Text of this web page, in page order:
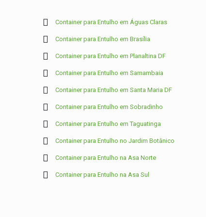
Container para Entulho em Águas Claras
Container para Entulho em Brasília
Container para Entulho em Planaltina DF
Container para Entulho em Samambaia
Container para Entulho em Santa Maria DF
Container para Entulho em Sobradinho
Container para Entulho em Taguatinga
Container para Entulho no Jardim Botânico
Container para Entulho na Asa Norte
Container para Entulho na Asa Sul